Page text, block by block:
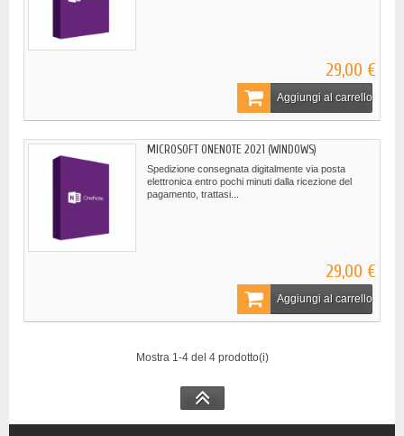
29,00 €
Aggiungi al carrello
MICROSOFT ONENOTE 2021 (WINDOWS)
Spedizione consegnata digitalmente via posta
elettronica entro pochi minuti dalla ricezione del
pagamento, trattasi...
29,00 €
Aggiungi al carrello
Mostra 1-4 del 4 prodotto(i)